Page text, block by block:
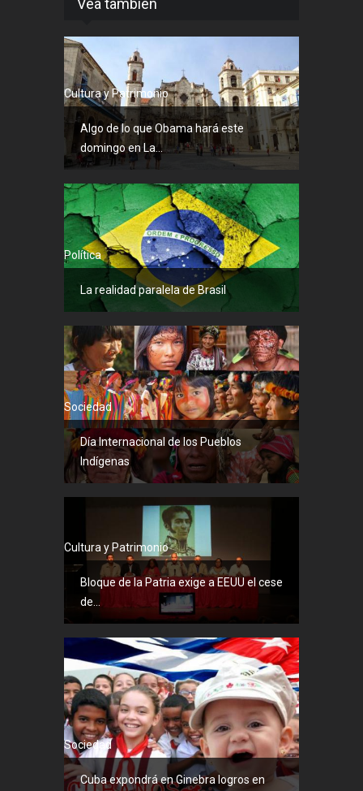
Vea también
Cultura y Patrimonio
Algo de lo que Obama hará este
domingo en La...
Política
La realidad paralela de Brasil
Sociedad
Día Internacional de los Pueblos
Indígenas
Cultura y Patrimonio
Bloque de la Patria exige a EEUU el cese
de...
Sociedad
Cuba expondrá en Ginebra logros en